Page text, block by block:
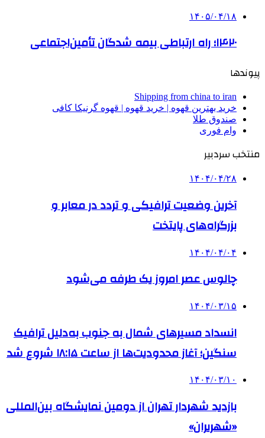
۱۴۰۵/۰۴/۱۸
۱۴۲۰؛ راه ارتباطی بیمه شدگان تأمین‌اجتماعی
پیوندها
Shipping from china to iran
خرید بهترین قهوه | خرید قهوه | قهوه گرنیکا کافی
صندوق طلا
وام فوری
منتخب سردبیر
۱۴۰۴/۰۴/۲۸
آخرین وضعیت ترافیکی و تردد در معابر و
بزرگراه‌های پایتخت
۱۴۰۴/۰۴/۰۴
چالوس عصر امروز یک طرفه می‌شود
۱۴۰۴/۰۳/۱۵
انسداد مسیرهای شمال به جنوب به‌دلیل ترافیک
سنگین؛ آغاز محدودیت‌ها از ساعت ۱۸:۱۵ شروع شد
۱۴۰۴/۰۳/۱۰
بازدید شهردار تهران از دومین نمایشگاه بین‌المللی
«شهریران»